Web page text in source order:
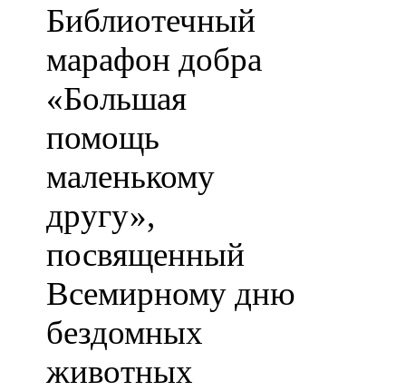
Библиотечный
марафон добра
«Большая
помощь
маленькому
другу»,
посвященный
Всемирному дню
бездомных
животных